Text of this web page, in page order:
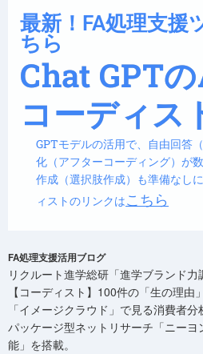
最新！FA処理支援
ちら
Chat GPT
コーディス
GPTモデルの活用で、自由回答
化（アフターコーディング）が
作成（選択肢作成）も準備なし
ィストのリンクはこちら
FA処理支援活用ブログ
リクルート進学総研「進学ブランド力
【コーディスト】100件の「生の理
「イメージクラウド」で見る消費者
パッケージ型ネットリサーチ「ニー
能」を搭載。